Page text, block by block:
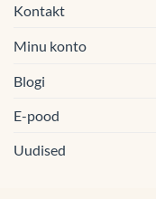
Kontakt
Minu konto
Blogi
E-pood
Uudised